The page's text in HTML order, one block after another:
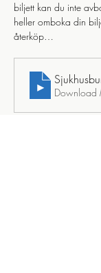
biljett kan du inte
heller omboka din
återköp…